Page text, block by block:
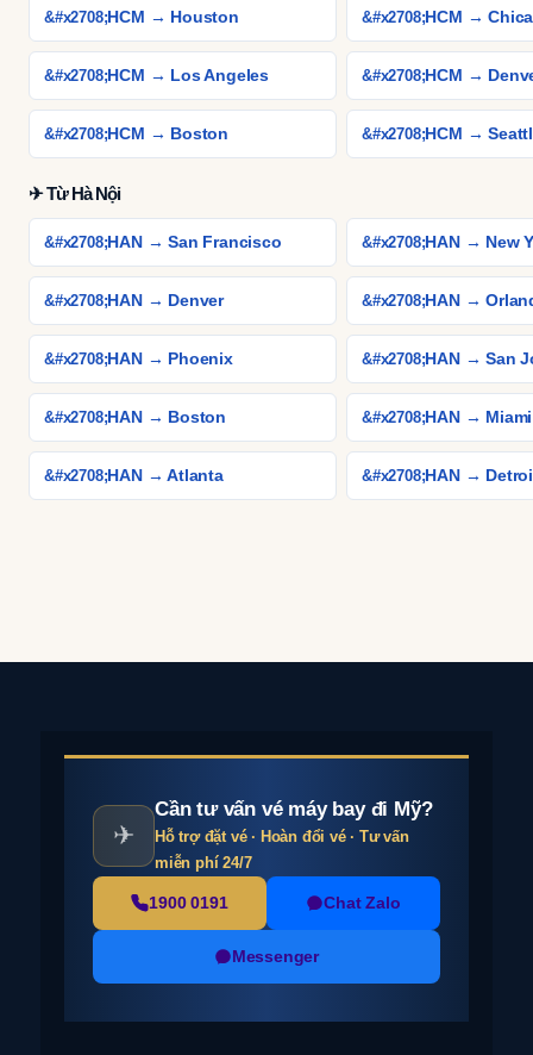
HCM → Houston HCM →
HCM → Los Angeles HCM →
HCM → Boston HCM →
✈ Từ Hà Nội
HAN → San Francisco HAN → New
HAN → Denver HAN →
HAN → Phoenix HAN → San
HAN → Boston HAN → Miami
HAN → Atlanta HAN →
✈
Cần tư vấn vé máy bay đi Mỹ?
Hỗ trợ đặt vé · Hoàn đổi vé · Tư vấn
miễn phí 24/7
1900 0191 Chat Zalo
Messenger